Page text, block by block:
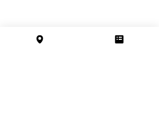
Fotografía aérea de una de las líneas de
Nazca, que muestra el diseño conocido